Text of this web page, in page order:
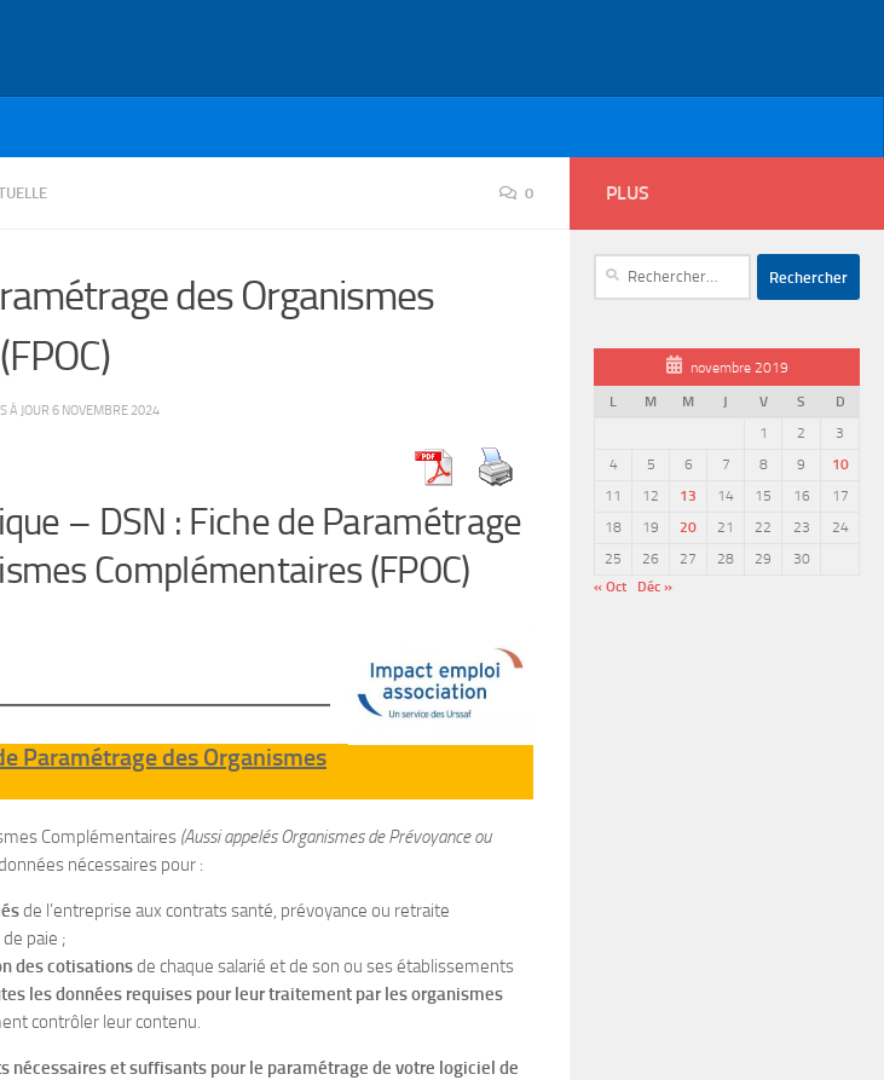
0
des Organismes
À JOUR 6 NOVEMBRE 2024
– DSN : Fiche de Paramétrage
Complémentaires (FPOC)
Paramétrage des Organismes
Complémentaires (Aussi appelés Organismes de Prévoyance ou
nécessaires pour :
de l’entreprise aux contrats santé, prévoyance ou retraite
paie ;
des cotisationsde chaque salarié et de son ou ses établissements
les données requises pour leur traitement par les organismes
contrôler leur contenu.
nécessaires et suffisants pour le paramétrage de votre logiciel de
PLUS
novembre 2019
L
M M J V S
D
1
2
3
4
5 6 7 8 9
10
11
12 13 14 15 16
17
18
19 20 21 22 23
24
25
26 27 28 29
30
« Oct
Déc »